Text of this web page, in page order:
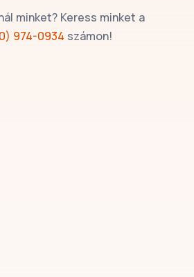
minket? Keress minket a
974-0934 számon!